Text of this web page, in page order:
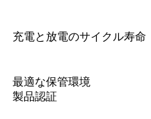
充電と放電のサイクル寿命
最適な保管環境
製品認証